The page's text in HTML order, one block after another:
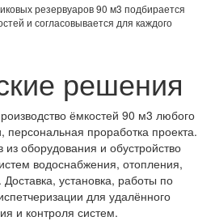
резервуаров 90 м3 подбирается
и согласовывается для каждого
решения
ёмкостей 90 м3 любого
персональная проработка проекта.
оборудования и обустройство
водоснабжения, отопления,
установка, работы по
для удалённого
и контроля систем.